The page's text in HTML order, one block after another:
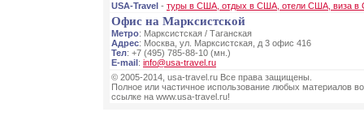
USA-Travel - туры в США, отдых в США, отели США, виза
Офис на Марксистской
Метро: Марксистская / Таганская
Адрес: Москва, ул. Марксистская, д 3 офис 416
Тел: +7 (495) 785-88-10 (мн.)
E-mail: info@usa-travel.ru
© 2005-2014, usa-travel.ru Все права защищены.
Полное или частичное использование любых материалов
ссылке на www.usa-travel.ru!